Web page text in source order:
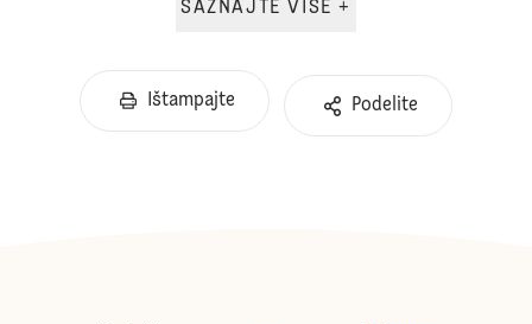
SAZNAJTE VIŠE +
Ištampajte Podelite